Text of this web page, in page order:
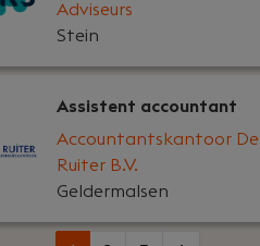
Adviseurs
Stein
Assistent accountant
Accountantskantoor De
Ruiter B.V.
Geldermalsen